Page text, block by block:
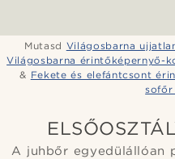
Mutasd Világosbarna
Világosbarna érintőképernyő-
& Fekete és elefántcsont
sofőr
A juhbőr egyedülállóan